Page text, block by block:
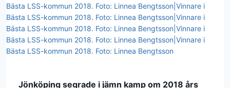
Jönköping segrade i jämn kamp om 2018 års